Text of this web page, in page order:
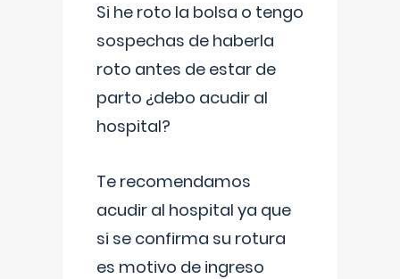
Si he roto la bolsa o tengo
sospechas de haberla
roto antes de estar de
parto ¿debo acudir al
hospital?
Te recomendamos
acudir al hospital ya que
si se confirma su rotura
es motivo de ingreso